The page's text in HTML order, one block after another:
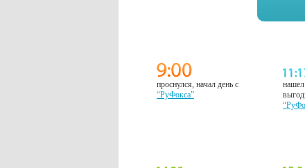
проснулся, начал день с
“РуФокса”
нашел